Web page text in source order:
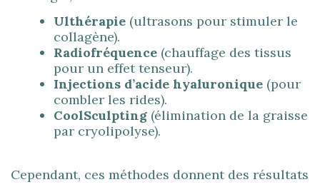
Ulthérapie (ultrasons pour stimuler le
collagène).
Radiofréquence (chauffage des tissus
pour un effet tenseur).
Injections d’acide hyaluronique (pour
combler les rides).
CoolSculpting (élimination de la graisse
par cryolipolyse).
Cependant, ces méthodes donnent des résultats